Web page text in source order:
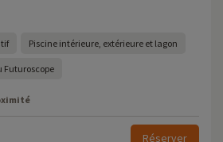
Piscine intérieure, extérieure et lagon
Futuroscope
Réserver